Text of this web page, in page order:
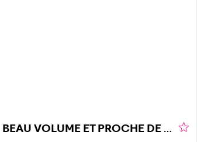
BEAU VOLUME ET PROCHE DE GSTAAD